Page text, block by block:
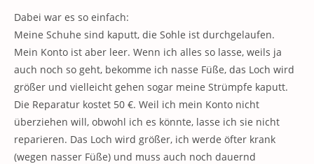
Dabei war es so einfach:
Meine Schuhe sind kaputt, die Sohle ist durchgelaufen.
Mein Konto ist aber leer. Wenn ich alles so lasse, weils ja
auch noch so geht, bekomme ich nasse Füße, das Loch wird
größer und vielleicht gehen sogar meine Strümpfe kaputt.
Die Reparatur kostet 50 €. Weil ich mein Konto nicht
überziehen will, obwohl ich es könnte, lasse ich sie nicht
reparieren. Das Loch wird größer, ich werde öfter krank
(wegen nasser Füße) und muss auch noch dauernd